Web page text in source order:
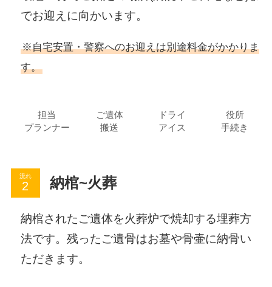
でお迎えに向かいます。
※自宅安置・警察へのお迎えは別途料金がかかりま
す。
担当
プランナー
ご遺体
搬送
ドライ
アイス
役所
手続き
流れ 納棺~火葬
納棺されたご遺体を火葬炉で焼却する埋葬方
法です。残ったご遺骨はお墓や骨壷に納骨い
ただきます。